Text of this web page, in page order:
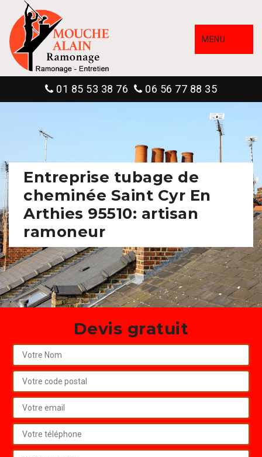
MENU
01 85 53 38 76 06 56 77 88 35
Entreprise tubage de
cheminée Saint Cyr En
Arthies 95510: artisan
ramoneur
Devis gratuit